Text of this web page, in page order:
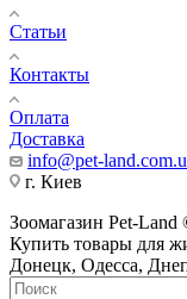
Статьи
Контакты
Оплата
Доставка
info@pet-
г. Киев
Зоомагазин Pet-Land
Купить товары для
Донецк, Одесса,